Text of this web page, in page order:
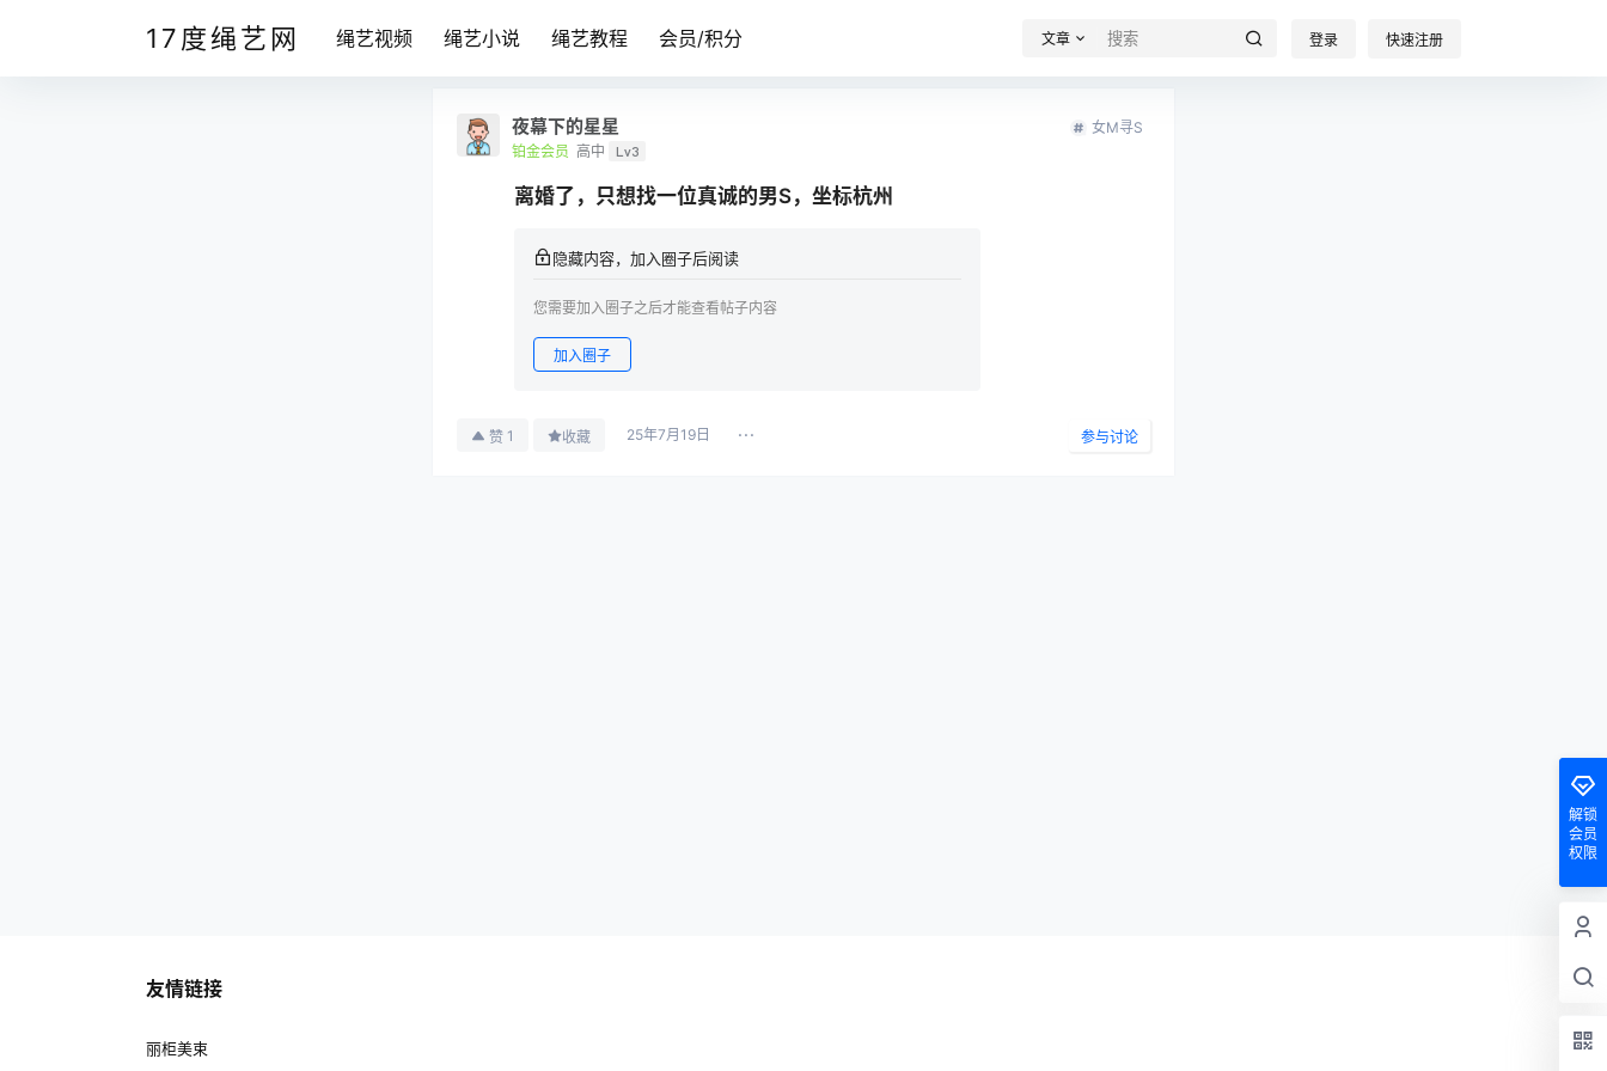
17度绳艺网 绳艺视频 绳艺小说 绳艺教程 会员/积分 文章 登录 快速注册
夜幕下的星星
铂金会员 高中 Lv3
女M寻S
离婚了，只想找一位真诚的男S，坐标杭州
隐藏内容，加入圈子后阅读
您需要加入圈子之后才能查看帖子内容
加入圈子
赞 1 收藏 25年7月19日 参与讨论
解锁
会员
权限
友情链接
丽柜美束